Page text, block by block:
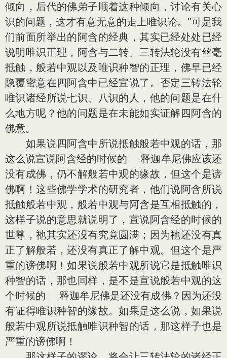
倾向，后代的佛弟子顺着这种倾向，讨论有关心
识的问题，这才有意无意的走上唯识论。”可是我
们前面所举出的阿含的经典，其实已经处处已经
说明唯识正理，阿含与二转、三转法轮没有丝毫
抵触，般若中观以及唯识种智的正理，佛早已经
隐覆密意在四阿含中已经宣说了。否定三转法轮
唯识诸经所说七识、八识的人，他的问题是在什
么地方呢？他的问题是在未能如实证解四阿含的
佛意。
如果说四阿含中所说抵触般若中观的话，那
这么说宣说阿含经的时候的 释迦牟尼佛应该还
没有成佛，仍不解般若中观的缘故，但这个是谤
佛啊！这些佛学学术的研究者，他们说阿含所说
抵触般若中观，般若中观与阿含是互相抵触的，
这样子说的意思就说明了，宣说阿含经的时候的
世尊，祂其实还没有究竟圆满；因为祂还没有真
正了解般若，还没有真正了解中观。但这个是严
重的谤佛啊！如果说般若中观所说它是抵触唯识
种智的话，那也同样，是不是宣说般若中观的这
个时候的 释迦牟尼佛是还没有成佛？因为还没
有证得唯识种智的缘故。如果是这么说，如果说
般若中观所说抵触唯识种智的话，那这样子也是
严重的谤佛啊！